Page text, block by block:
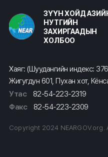
ЗҮҮН ХОЙД
НУТГИЙН
ЗАХИРГААДЫН
ХОЛБОО
Хаяг: (Шуудангийн индекс:
Жигугдун 601, Пухан хот,
Утас
82-54-223-2319
Факс
82-54-223-2309
Copyright 2024 NEARGOV.org.